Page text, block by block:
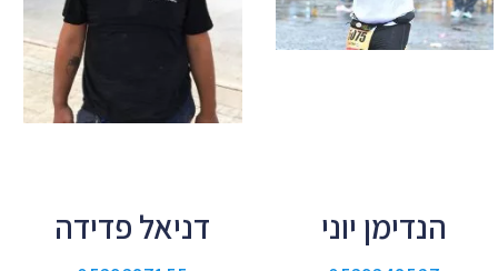
הנדימן יוני דניאל פדידה